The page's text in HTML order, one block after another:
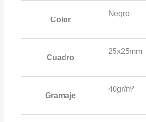
Color
Negro
Cuadro
25x25mm
Gramaje
40gr/m²